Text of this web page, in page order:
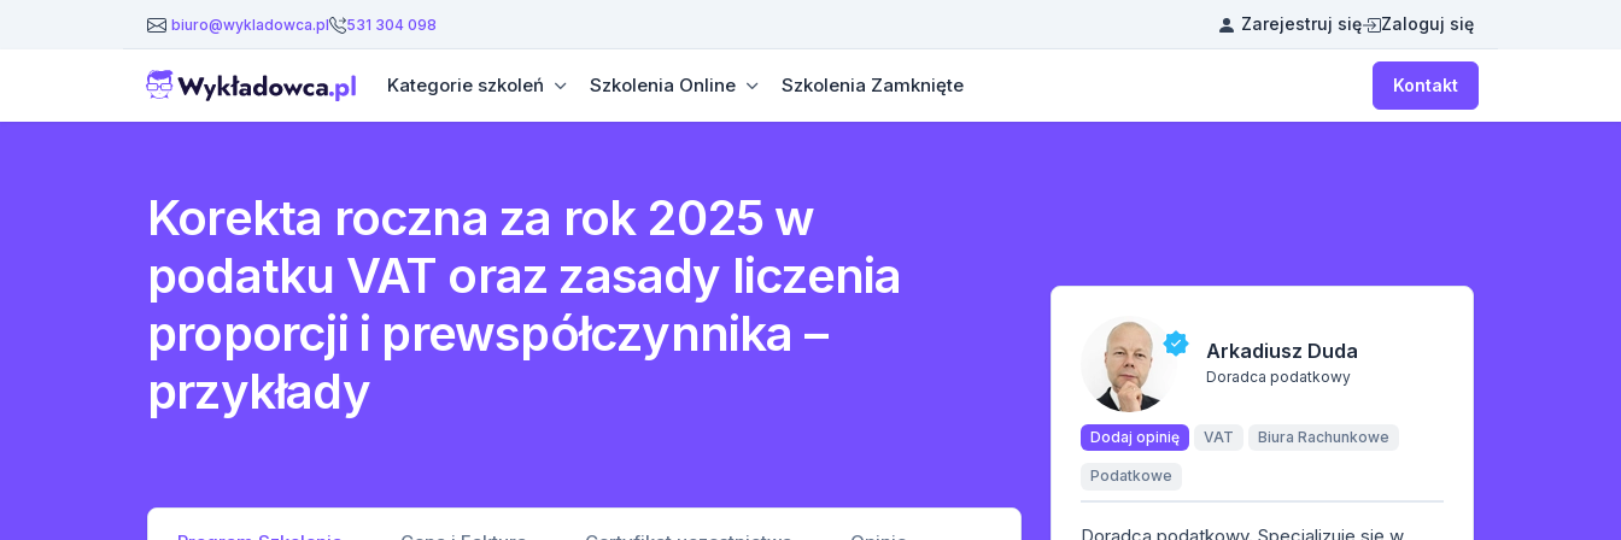
biuro@wykladowca.pl 531 304 098 Zarejestruj się Zaloguj się
Kontakt
Kategorie szkoleń Szkolenia Online Szkolenia Zamknięte
Korekta roczna za rok 2025 w
podatku VAT oraz zasady liczenia
proporcji i prewspółczynnika –
przykłady
Arkadiusz Duda
Doradca podatkowy
Dodaj opinię VAT Biura Rachunkowe
Podatkowe
Doradca podatkowy. Specjalizuje się w